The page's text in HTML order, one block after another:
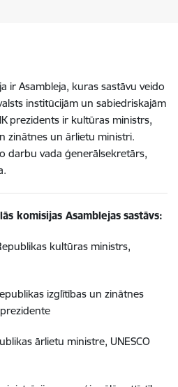
ir Asambleja, kuras sastāvu veido
institūcijām un sabiedriskajām
prezidents ir kultūras ministrs,
zinātnes un ārlietu ministri.
darbu vada ģenerālsekretārs,
komisijas Asamblejas sastāvs:
kultūras ministrs,
izglītības un zinātnes
ārlietu ministre, UNESCO